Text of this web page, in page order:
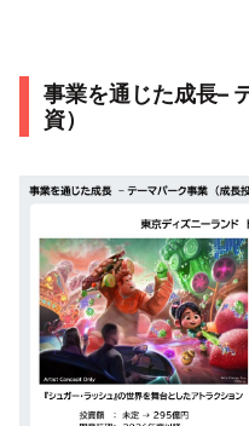
事業を通じた成長–
資）